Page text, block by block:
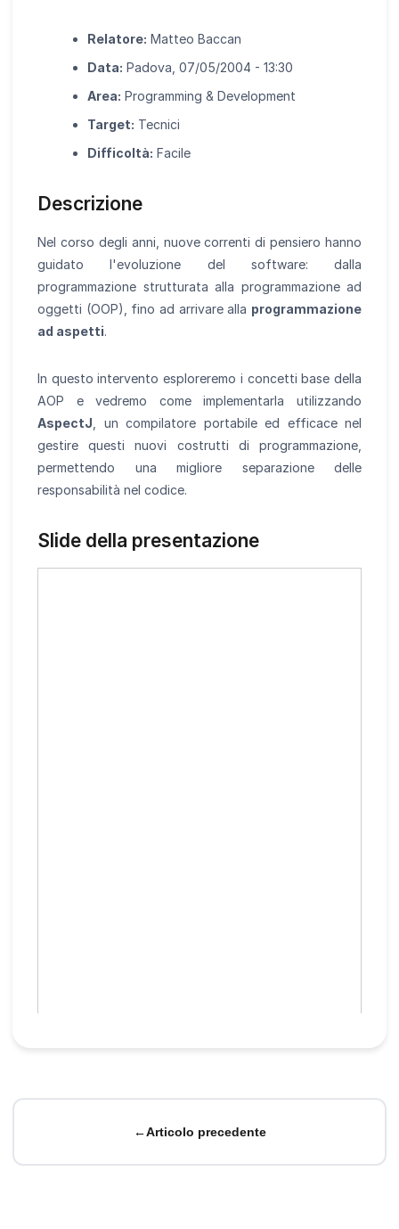
Relatore: Matteo Baccan
Data: Padova, 07/05/2004 - 13:30
Area: Programming & Development
Target: Tecnici
Difficoltà: Facile
Descrizione
Nel corso degli anni, nuove correnti di pensiero hanno
guidato l'evoluzione del software: dalla
programmazione strutturata alla programmazione ad
oggetti (OOP), fino ad arrivare alla programmazione
ad aspetti.
In questo intervento esploreremo i concetti base della
AOP e vedremo come implementarla utilizzando
AspectJ , un compilatore portabile ed efficace nel
gestire questi nuovi costrutti di programmazione,
permettendo una migliore separazione delle
responsabilità nel codice.
Slide della presentazione
←Articolo precedente